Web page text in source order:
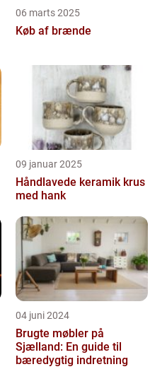
06 marts 2025
Køb af brænde
09 januar 2025
Håndlavede keramik krus
med hank
04 juni 2024
Brugte møbler på
Sjælland: En guide til
bæredygtig indretning